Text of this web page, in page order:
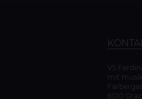
VS
mit
8010 Graz